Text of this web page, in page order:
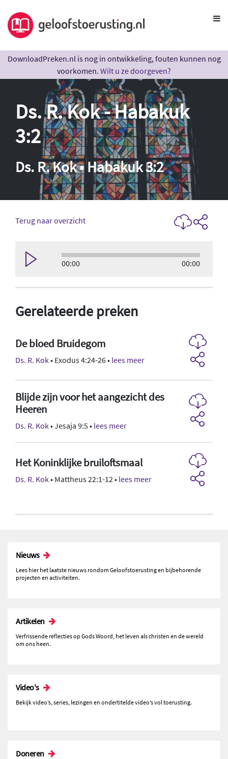
DownloadPreken.nl is nog in ontwikkeling, fouten kunnen nog
voorkomen. Wilt u ze doorgeven?
Ds. R. Kok - Habakuk
3:2
Ds. R. Kok • Habakuk 3:2
Terug naar overzicht
00:00 00:00
Gerelateerde preken
De bloed Bruidegom
Ds. R. Kok• Exodus 4:24-26 • lees meer
Blijde zijn voor het aangezicht des
Heeren
Ds. R. Kok• Jesaja 9:5 • lees meer
Het Koninklijke bruiloftsmaal
Ds. R. Kok• Mattheus 22:1-12 • lees meer
Nieuws
Lees hier het laatste nieuws rondom Geloofstoerusting en bijbehorende
projecten en activiteiten.
Artikelen
Verfrissende reflecties op Gods Woord, het leven als christen en de wereld
om ons heen.
Video's
Bekijk video’s, series, lezingen en ondertitelde video’s vol toerusting.
Doneren